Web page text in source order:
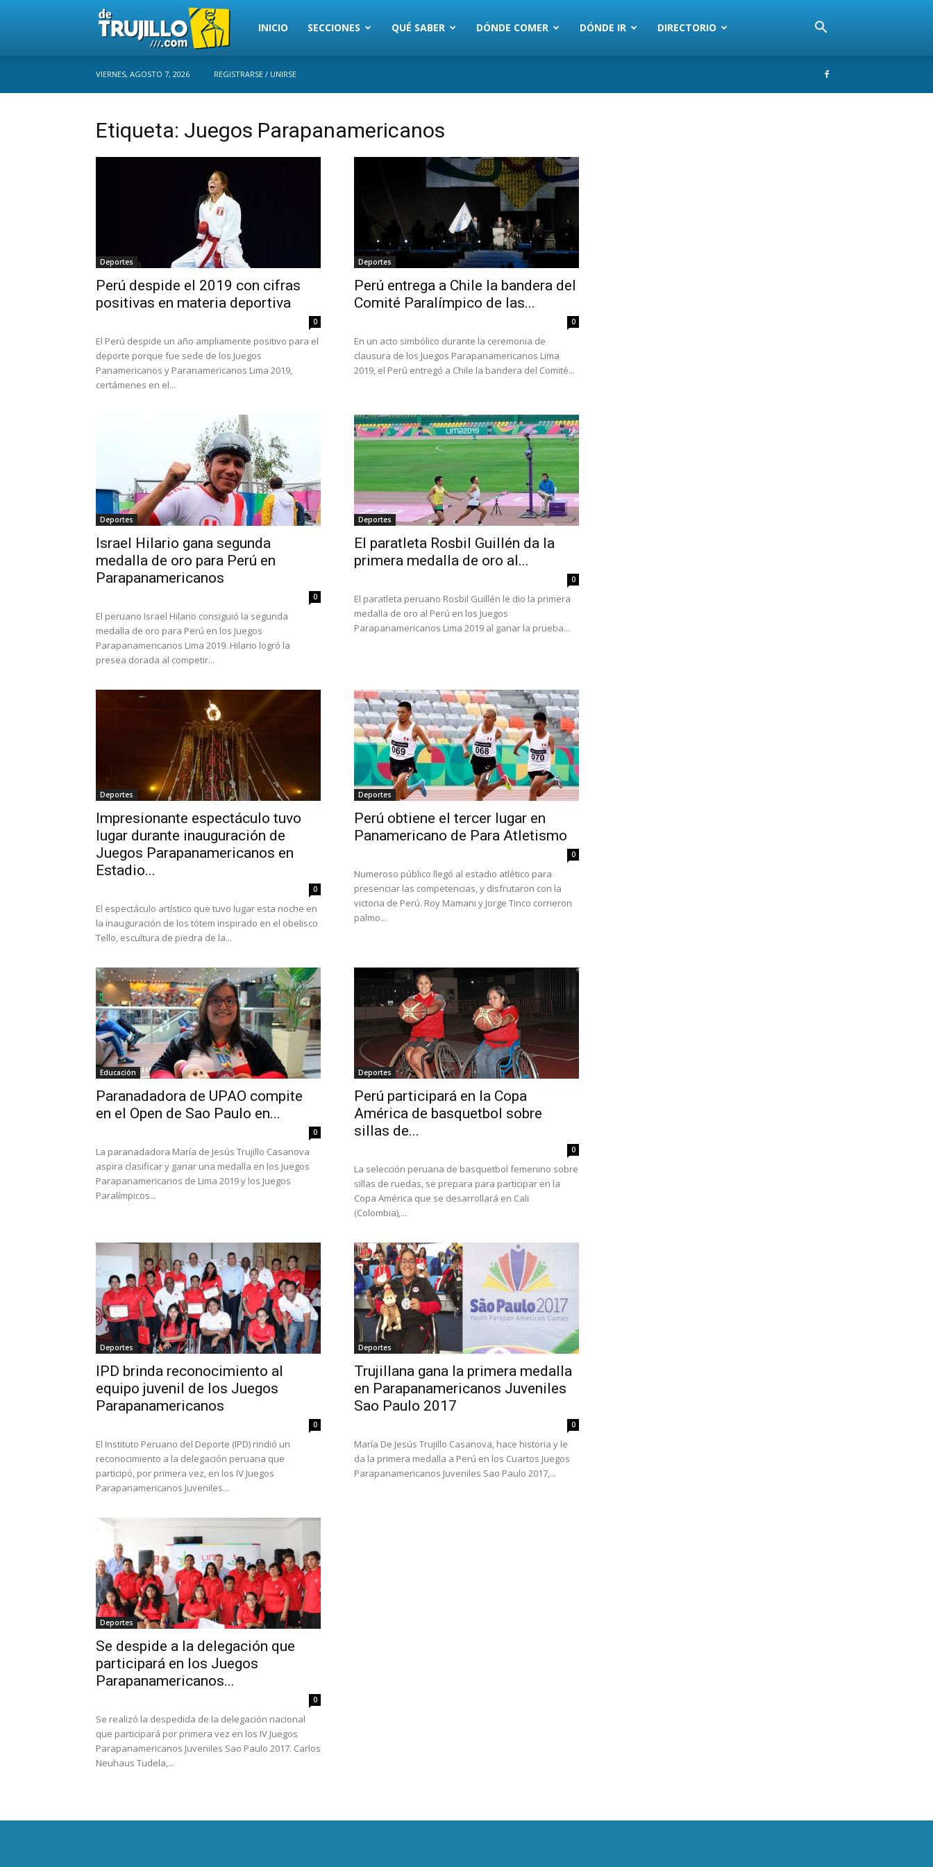
Trujillo
INICIO SECCIONES QUÉ SABER DÓNDE COMER DÓNDE IR DIRECTORIO
VIERNES, AGOSTO 7, 2026 REGISTRARSE / UNIRSE
Etiqueta: Juegos Parapanamericanos
Deportes
Perú despide el 2019 con cifras
positivas en materia deportiva
0
El Perú despide un año ampliamente positivo para el
deporte porque fue sede de los Juegos
Panamericanos y Paranamericanos Lima 2019,
certámenes en el...
Deportes
Perú entrega a Chile la bandera del
Comité Paralímpico de las...
0
En un acto simbólico durante la ceremonia de
clausura de los Juegos Parapanamericanos Lima
2019, el Perú entregó a Chile la bandera del Comité...
Deportes
Israel Hilario gana segunda
medalla de oro para Perú en
Parapanamericanos
0
El peruano Israel Hilario consiguió la segunda
medalla de oro para Perú en los Juegos
Parapanamericanos Lima 2019. Hilario logró la
presea dorada al competir...
Deportes
El paratleta Rosbil Guillén da la
primera medalla de oro al...
0
El paratleta peruano Rosbil Guillén le dio la primera
medalla de oro al Perú en los Juegos
Parapanamericanos Lima 2019 al ganar la prueba...
Deportes
Impresionante espectáculo tuvo
lugar durante inauguración de
Juegos Parapanamericanos en
Estadio...
0
El espectáculo artístico que tuvo lugar esta noche en
la inauguración de los tótem inspirado en el obelisco
Tello, escultura de piedra de la...
Deportes
Perú obtiene el tercer lugar en
Panamericano de Para Atletismo
0
Numeroso público llegó al estadio atlético para
presenciar las competencias, y disfrutaron con la
victoria de Perú. Roy Mamani y Jorge Tinco corrieron
palmo...
Educación
Paranadadora de UPAO compite
en el Open de Sao Paulo en...
0
La paranadadora María de Jesús Trujillo Casanova
aspira clasificar y ganar una medalla en los Juegos
Parapanamericanos de Lima 2019 y los Juegos
Paralímpicos...
Deportes
Perú participará en la Copa
América de basquetbol sobre
sillas de...
0
La selección peruana de basquetbol femenino sobre
sillas de ruedas, se prepara para participar en la
Copa América que se desarrollará en Cali
(Colombia),...
Deportes
IPD brinda reconocimiento al
equipo juvenil de los Juegos
Parapanamericanos
0
El Instituto Peruano del Deporte (IPD) rindió un
reconocimiento a la delegación peruana que
participó, por primera vez, en los IV Juegos
Parapanamericanos Juveniles...
Deportes
Trujillana gana la primera medalla
en Parapanamericanos Juveniles
Sao Paulo 2017
0
María De Jesús Trujillo Casanova, hace historia y le
da la primera medalla a Perú en los Cuartos Juegos
Parapanamericanos Juveniles Sao Paulo 2017,...
Deportes
Se despide a la delegación que
participará en los Juegos
Parapanamericanos...
0
Se realizó la despedida de la delegación nacional
que participará por primera vez en los IV Juegos
Parapanamericanos Juveniles Sao Paulo 2017. Carlos
Neuhaus Tudela,...